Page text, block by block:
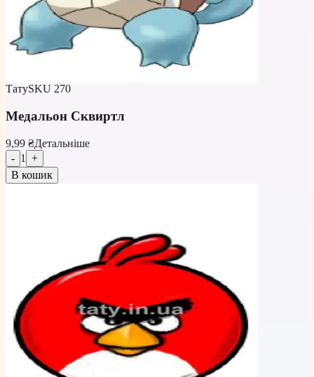
ТатуSKU 270
Медальон Сквиртл
9,99 ₴Детальніше
- 1
+
В кошик